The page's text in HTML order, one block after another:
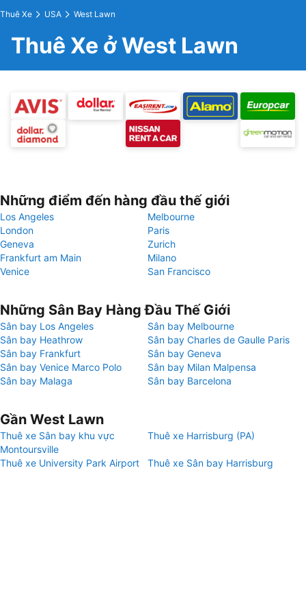
Thuê Xe USA West Lawn
Thuê Xe ở West Lawn
Những điểm đến hàng đầu thế giới
Los Angeles
Melbourne
London
Paris
Geneva
Zurich
Frankfurt am Main
Milano
Venice
San Francisco
Những Sân Bay Hàng Đầu Thế Giới
Sân bay Los Angeles
Sân bay Melbourne
Sân bay Heathrow
Sân bay Charles de Gaulle Paris
Sân bay Frankfurt
Sân bay Geneva
Sân bay Venice Marco Polo
Sân bay Milan Malpensa
Sân bay Malaga
Sân bay Barcelona
Gần West Lawn
Thuê xe Sân bay khu vực
Montoursville
Thuê xe Harrisburg (PA)
Thuê xe University Park Airport Thuê xe Sân bay Harrisburg